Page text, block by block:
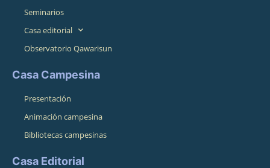
Seminarios
Casa editorial
Observatorio Qawarisun
Casa Campesina
Presentación
Animación campesina
Bibliotecas campesinas
Casa Editorial